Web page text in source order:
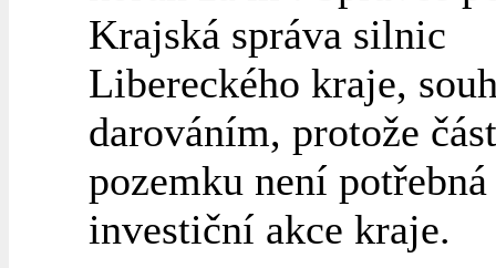
Krajská správa silnic
Libereckého kraje,
darováním, protože část
pozemku není
investiční akce kraje.